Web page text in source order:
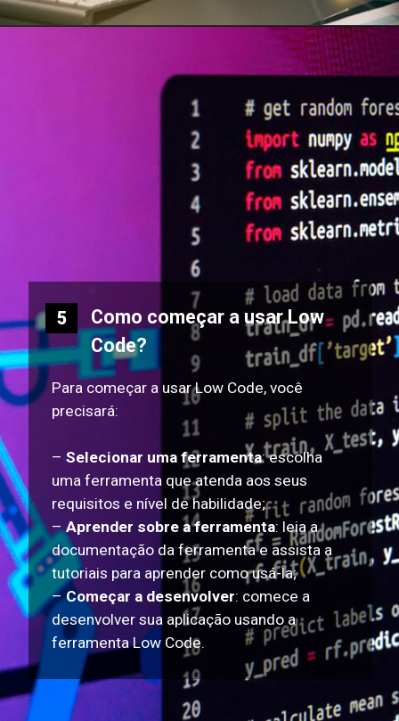
Como começar a usar Low
Code?
Para começar a usar Low Code, você
precisará:
– Selecionar uma ferramenta: escolha
uma ferramenta que atenda aos seus
requisitos e nível de habilidade;
–Aprender sobre a ferramenta: leia a
documentação da ferramenta e assista a
tutoriais para aprender como usá-la;
–Começar a desenvolver: comece a
desenvolver sua aplicação usando a
ferramenta Low Code.
5